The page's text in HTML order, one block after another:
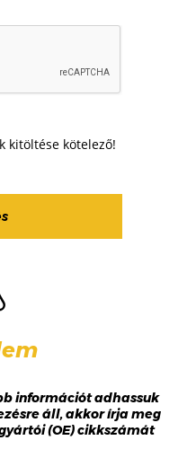
kitöltése kötelező!
információt adhassuk
áll, akkor írja meg
(OE) cikkszámát